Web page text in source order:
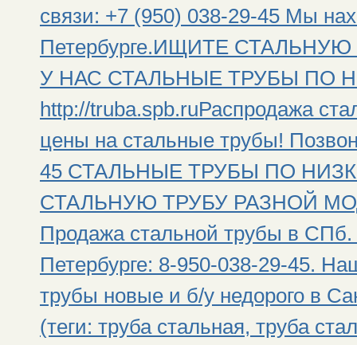
связи: +7 (950) 038-29-45 Мы
Петербурге.ИЩИТЕ
У НАС СТАЛЬНЫЕ ТРУБЫ ПО
http://truba.spb.ruРаспродажа
цены на стальные трубы!
45 СТАЛЬНЫЕ ТРУБЫ ПО
СТАЛЬНУЮ ТРУБУ РАЗНОЙ
Продажа стальной трубы в СПб.
Петербурге: 8-950-038-29-45.
трубы новые и б/у недорого в
(теги: труба стальная, труба